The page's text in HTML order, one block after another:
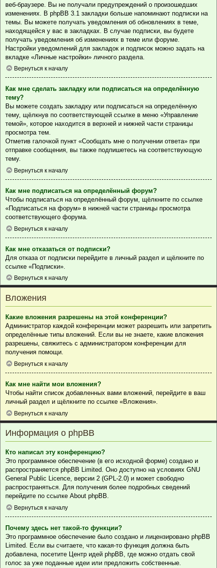
веб-браузере. Вы не получали предупреждений о произошедших
изменениях. В phpBB 3.1 закладки больше напоминают подписки на
темы. Вы можете получать уведомления об обновлениях в теме,
находящейся у вас в закладках. В случае подписки, вы будете
получать уведомления об изменениях в теме или форуме.
Настройки уведомлений для закладок и подписок можно задать на
вкладке «Личные настройки» личного раздела.
Вернуться к началу
Как мне сделать закладку или подписаться на определённую
тему?
Вы можете создать закладку или подписаться на определённую
тему, щёлкнув по соответствующей ссылке в меню «Управление
темой», которое находится в верхней и нижней части страницы
просмотра тем.
Отметив галочкой пункт «Сообщать мне о получении ответа» при
отправке сообщения, вы также подпишетесь на соответствующую
тему.
Вернуться к началу
Как мне подписаться на определённый форум?
Чтобы подписаться на определённый форум, щёлкните по ссылке
«Подписаться на форум» в нижней части страницы просмотра
соответствующего форума.
Вернуться к началу
Как мне отказаться от подписки?
Для отказа от подписки перейдите в личный раздел и щёлкните по
ссылке «Подписки».
Вернуться к началу
Вложения
Какие вложения разрешены на этой конференции?
Администратор каждой конференции может разрешить или запретить
определённые типы вложений. Если вы не знаете, какие вложения
разрешены, свяжитесь с администратором конференции для
получения помощи.
Вернуться к началу
Как мне найти мои вложения?
Чтобы найти список добавленных вами вложений, перейдите в ваш
личный раздел и щёлкните по ссылке «Вложения».
Вернуться к началу
Информация о phpBB
Кто написал эту конференцию?
Это программное обеспечение (в его исходной форме) создано и
распространяется phpBB Limited. Оно доступно на условиях GNU
General Public Licence, версии 2 (GPL-2.0) и может свободно
распространяться. Для получения более подробных сведений
перейдите по ссылке About phpBB.
Вернуться к началу
Почему здесь нет такой-то функции?
Это программное обеспечение было создано и лицензировано phpBB
Limited. Если вы считаете, что какая-то функция должна быть
добавлена, посетите Центр идей phpBB, где можно отдать свой
голос за уже поданные идеи или предложить собственные.